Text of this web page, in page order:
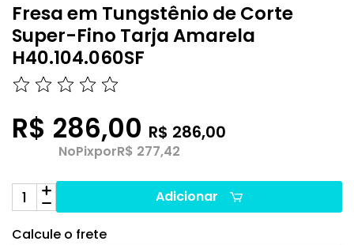
Fresa em Tungstênio de Corte
Super-Fino Tarja Amarela
H40.104.060SF
R$ 286,00 R$ 286,00
NoPixporR$ 277,42
Adicionar
Calcule o frete